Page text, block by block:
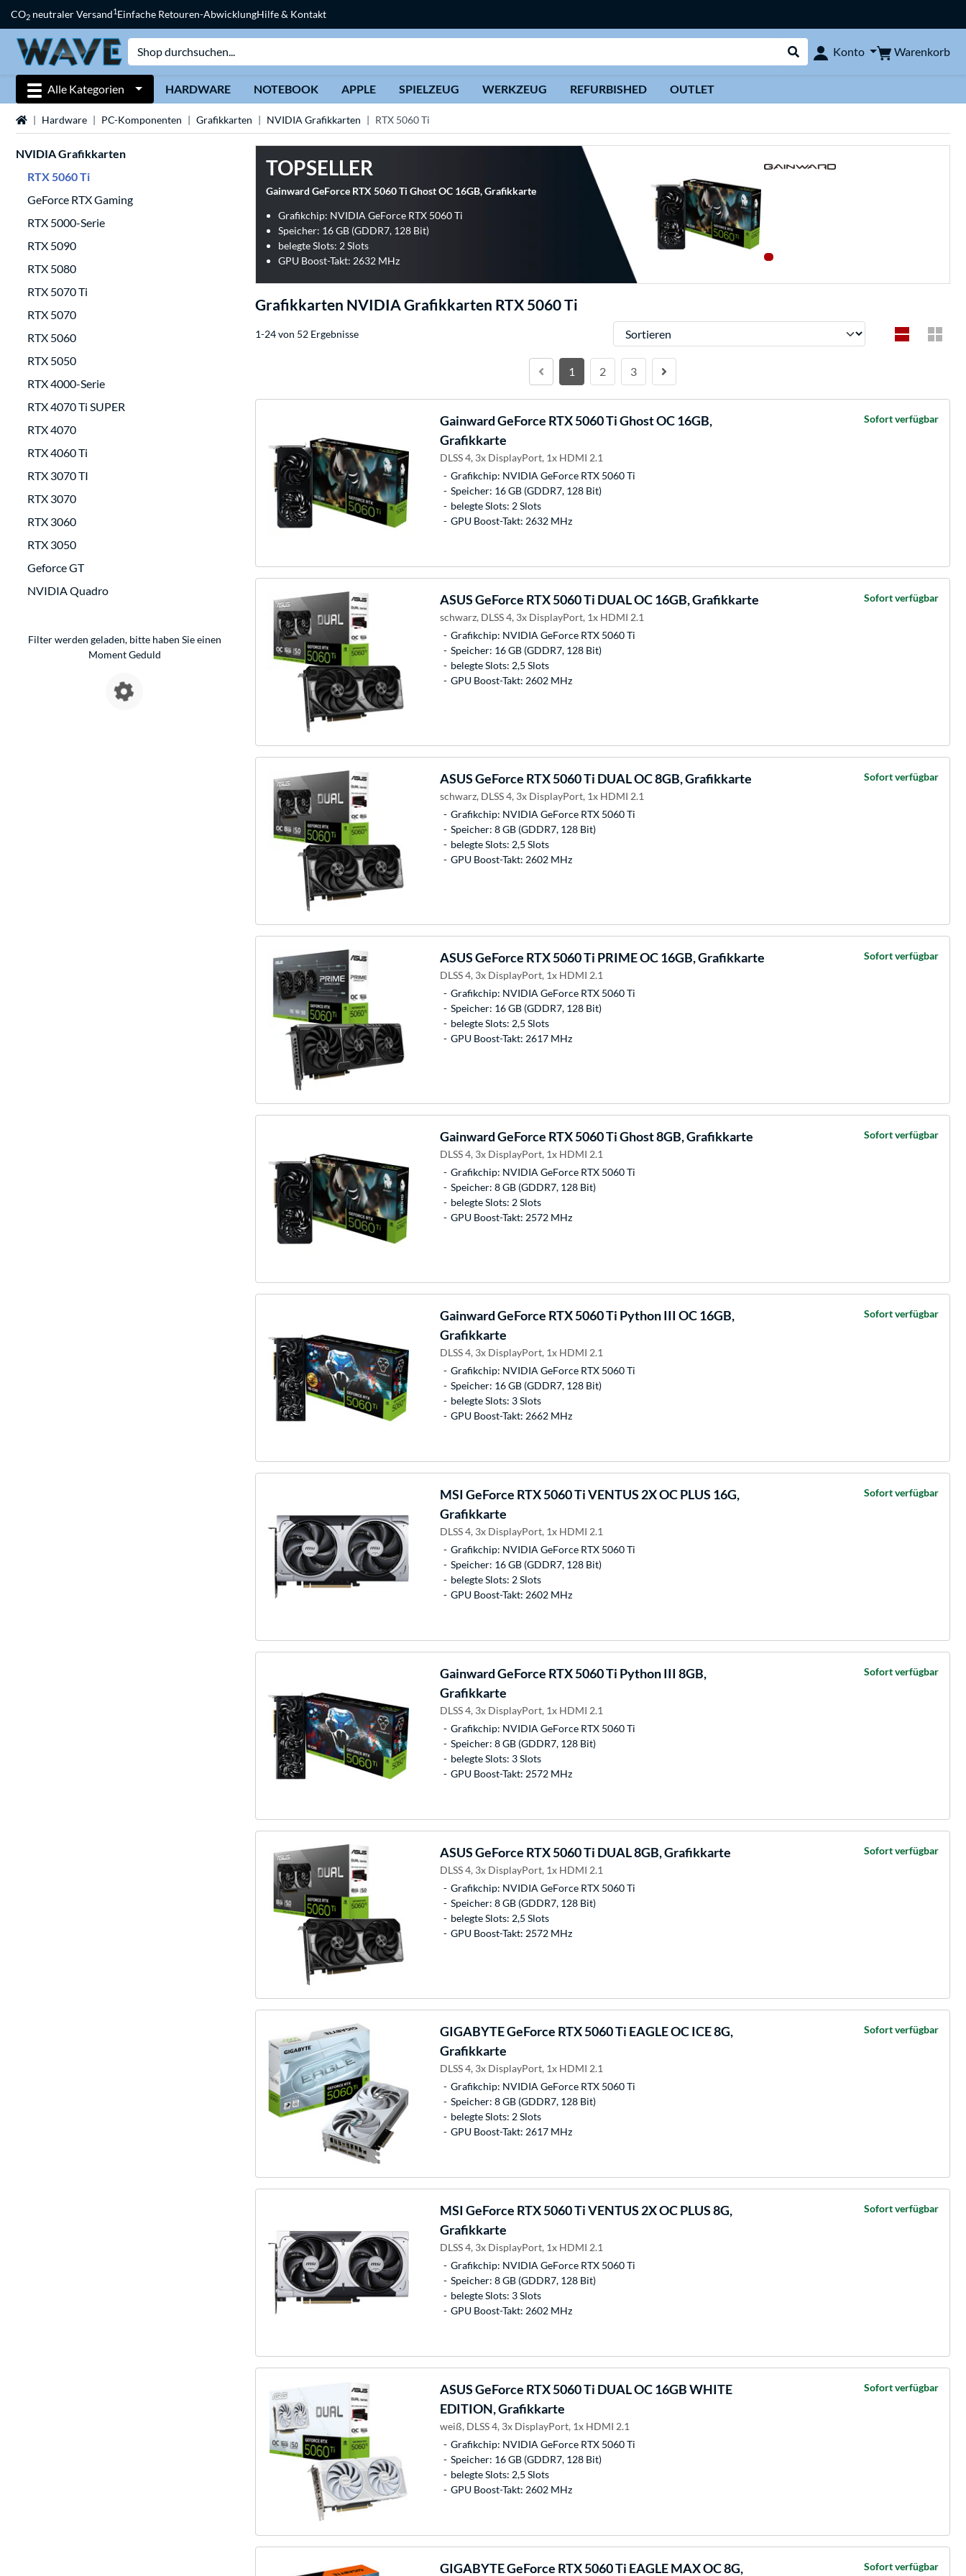
CO2 neutraler Versand1Einfache Retouren-AbwicklungHilfe & Kontakt
Suche durchführen
Konto Warenkorb
Alle Kategorien HARDWARE NOTEBOOK APPLE SPIELZEUG WERKZEUG REFURBISHED OUTLET
StartseiteHardware PC-Komponenten Grafikkarten NVIDIA Grafikkarten RTX 5060 Ti
NVIDIA Grafikkarten
RTX 5060 Ti
GeForce RTX Gaming
RTX 5000-Serie
RTX 5090
RTX 5080
RTX 5070 Ti
RTX 5070
RTX 5060
RTX 5050
RTX 4000-Serie
RTX 4070 Ti SUPER
RTX 4070
RTX 4060 Ti
RTX 3070 TI
RTX 3070
RTX 3060
RTX 3050
Geforce GT
NVIDIA Quadro
Filter werden geladen, bitte haben Sie einen
Moment Geduld
TOPSELLER
Gainward GeForce RTX 5060 Ti Ghost OC 16GB, Grafikkarte
Grafikchip: NVIDIA GeForce RTX 5060 Ti
Speicher: 16 GB (GDDR7, 128 Bit)
belegte Slots: 2 Slots
GPU Boost-Takt: 2632 MHz
Grafikkarten NVIDIA Grafikkarten RTX 5060 Ti
1-24 von 52 Ergebnisse Sortieren
1 2 3
GainwardGeForce RTX 5060 Ti Ghost OC 16GB,
Grafikkarte
DLSS 4, 3x DisplayPort, 1x HDMI 2.1
Grafikchip: NVIDIA GeForce RTX 5060 Ti
Speicher: 16 GB (GDDR7, 128 Bit)
belegte Slots: 2 Slots
GPU Boost-Takt: 2632 MHz
Sofort verfügbar
ASUSGeForce RTX 5060 Ti DUAL OC 16GB, Grafikkarte
schwarz, DLSS 4, 3x DisplayPort, 1x HDMI 2.1
Grafikchip: NVIDIA GeForce RTX 5060 Ti
Speicher: 16 GB (GDDR7, 128 Bit)
belegte Slots: 2,5 Slots
GPU Boost-Takt: 2602 MHz
Sofort verfügbar
ASUSGeForce RTX 5060 Ti DUAL OC 8GB, Grafikkarte
schwarz, DLSS 4, 3x DisplayPort, 1x HDMI 2.1
Grafikchip: NVIDIA GeForce RTX 5060 Ti
Speicher: 8 GB (GDDR7, 128 Bit)
belegte Slots: 2,5 Slots
GPU Boost-Takt: 2602 MHz
Sofort verfügbar
ASUSGeForce RTX 5060 Ti PRIME OC 16GB, Grafikkarte
DLSS 4, 3x DisplayPort, 1x HDMI 2.1
Grafikchip: NVIDIA GeForce RTX 5060 Ti
Speicher: 16 GB (GDDR7, 128 Bit)
belegte Slots: 2,5 Slots
GPU Boost-Takt: 2617 MHz
Sofort verfügbar
GainwardGeForce RTX 5060 Ti Ghost 8GB, Grafikkarte
DLSS 4, 3x DisplayPort, 1x HDMI 2.1
Grafikchip: NVIDIA GeForce RTX 5060 Ti
Speicher: 8 GB (GDDR7, 128 Bit)
belegte Slots: 2 Slots
GPU Boost-Takt: 2572 MHz
Sofort verfügbar
GainwardGeForce RTX 5060 Ti Python III OC 16GB,
Grafikkarte
DLSS 4, 3x DisplayPort, 1x HDMI 2.1
Grafikchip: NVIDIA GeForce RTX 5060 Ti
Speicher: 16 GB (GDDR7, 128 Bit)
belegte Slots: 3 Slots
GPU Boost-Takt: 2662 MHz
Sofort verfügbar
MSI GeForce RTX 5060 Ti VENTUS 2X OC PLUS 16G,
Grafikkarte
DLSS 4, 3x DisplayPort, 1x HDMI 2.1
Grafikchip: NVIDIA GeForce RTX 5060 Ti
Speicher: 16 GB (GDDR7, 128 Bit)
belegte Slots: 2 Slots
GPU Boost-Takt: 2602 MHz
Sofort verfügbar
GainwardGeForce RTX 5060 Ti Python III 8GB,
Grafikkarte
DLSS 4, 3x DisplayPort, 1x HDMI 2.1
Grafikchip: NVIDIA GeForce RTX 5060 Ti
Speicher: 8 GB (GDDR7, 128 Bit)
belegte Slots: 3 Slots
GPU Boost-Takt: 2572 MHz
Sofort verfügbar
ASUSGeForce RTX 5060 Ti DUAL 8GB, Grafikkarte
DLSS 4, 3x DisplayPort, 1x HDMI 2.1
Grafikchip: NVIDIA GeForce RTX 5060 Ti
Speicher: 8 GB (GDDR7, 128 Bit)
belegte Slots: 2,5 Slots
GPU Boost-Takt: 2572 MHz
Sofort verfügbar
GIGABYTEGeForce RTX 5060 Ti EAGLE OC ICE 8G,
Grafikkarte
DLSS 4, 3x DisplayPort, 1x HDMI 2.1
Grafikchip: NVIDIA GeForce RTX 5060 Ti
Speicher: 8 GB (GDDR7, 128 Bit)
belegte Slots: 2 Slots
GPU Boost-Takt: 2617 MHz
Sofort verfügbar
MSI GeForce RTX 5060 Ti VENTUS 2X OC PLUS 8G,
Grafikkarte
DLSS 4, 3x DisplayPort, 1x HDMI 2.1
Grafikchip: NVIDIA GeForce RTX 5060 Ti
Speicher: 8 GB (GDDR7, 128 Bit)
belegte Slots: 3 Slots
GPU Boost-Takt: 2602 MHz
Sofort verfügbar
ASUSGeForce RTX 5060 Ti DUAL OC 16GB WHITE
EDITION, Grafikkarte
weiß, DLSS 4, 3x DisplayPort, 1x HDMI 2.1
Grafikchip: NVIDIA GeForce RTX 5060 Ti
Speicher: 16 GB (GDDR7, 128 Bit)
belegte Slots: 2,5 Slots
GPU Boost-Takt: 2602 MHz
Sofort verfügbar
GIGABYTEGeForce RTX 5060 Ti EAGLE MAX OC 8G, Sofort verfügbar